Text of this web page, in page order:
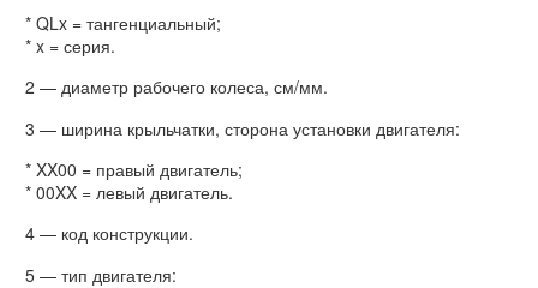
* QLx = тангенциальный;
* x = серия.
2 — диаметр рабочего колеса, см/мм.
3 — ширина крыльчатки, сторона установки двигателя:
* XX00 = правый двигатель;
* 00XX = левый двигатель.
4 — код конструкции.
5 — тип двигателя: